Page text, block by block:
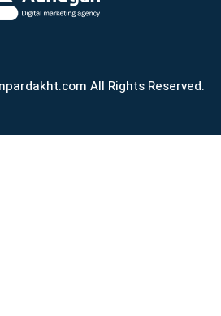
All Rights Reserved.